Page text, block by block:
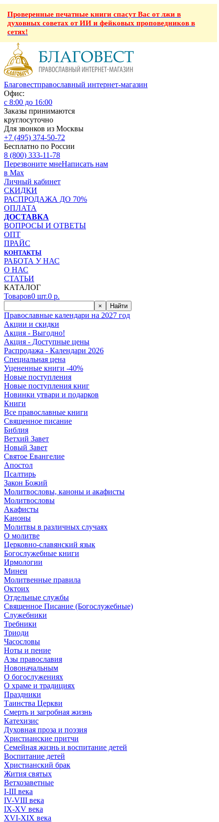
Проверенные печатные книги спасут Вас от лжи в
духовных советах от ИИ и фейковых проповедников в
сетях!
Благовестправославный интернет-магазин
Офис:
с 8:00 до 16:00
Заказы принимаются
круглосуточно
Для звонков из Москвы
+7 (495) 374-50-72
Бесплатно по России
8 (800) 333-11-78
Перезвоните мнеНаписать нам
в Max
Личный кабинет
СКИДКИ
РАСПРОДАЖА ДО 70%
ОПЛАТА
ДОСТАВКА
ВОПРОСЫ И ОТВЕТЫ
ОПТ
ПРАЙС
КОНТАКТЫ
РАБОТА У НАС
О НАС
СТАТЬИ
КАТАЛОГ
Товаров0 шт.0 р.
× Найти
Православные календари на 2027 год
Акции и скидки
Акция - Выгодно!
Акция - Доступные цены
Распродажа - Календари 2026
Специальная цена
Уцененные книги -40%
Новые поступления
Новые поступления книг
Новинки утвари и подарков
Книги
Все православные книги
Священное писание
Библия
Ветхий Завет
Новый Завет
Святое Евангелие
Апостол
Псалтирь
Закон Божий
Молитвословы, каноны и акафисты
Молитвословы
Акафисты
Каноны
Молитвы в различных случаях
О молитве
Церковно-славянский язык
Богослужебные книги
Ирмологии
Минеи
Молитвенные правила
Октоих
Отдельные службы
Священное Писание (Богослужебные)
Служебники
Требники
Триоди
Часословы
Ноты и пение
Азы православия
Новоначальным
О богослужениях
О храме и традициях
Праздники
Таинства Церкви
Смерть и загробная жизнь
Катехизис
Духовная проза и поэзия
Христианские притчи
Семейная жизнь и воспитание детей
Воспитание детей
Христианский брак
Жития святых
Ветхозаветные
I-III века
IV-VIII века
IX-XV века
XVI-XIX века